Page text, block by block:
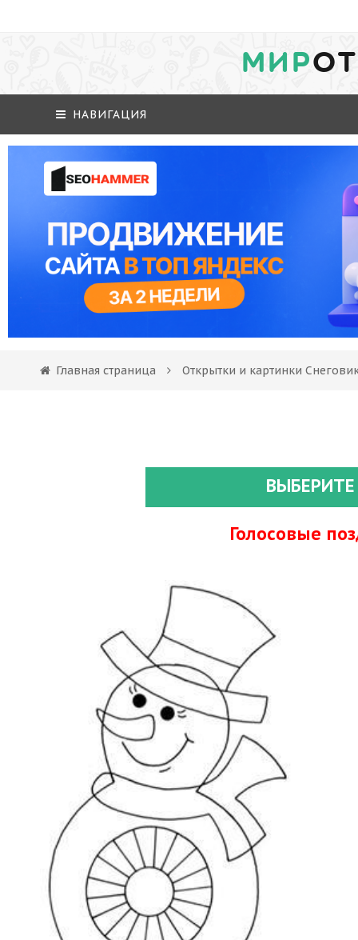
МИР
НАВИГАЦИЯ
Главная страница Открытки и картинки
Голосовые